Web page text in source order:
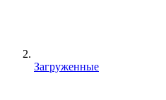
Загруженные